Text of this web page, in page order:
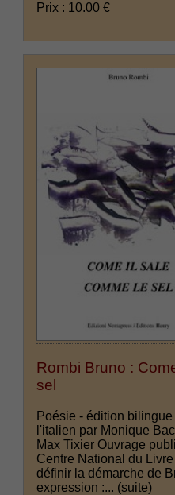
Prix : 10.00 €
Rombi Bruno :
sel
Poésie - édition
l'italien par Monique
Max Tixier Ouvrage
Centre National du
définir la démarche de
expression :... (suite)